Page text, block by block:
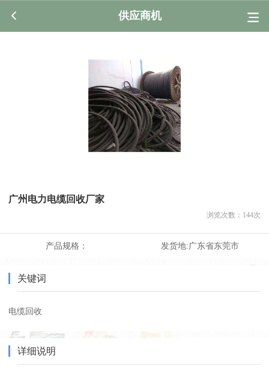
供应商机
广州电力电缆回收厂家
浏览次数： 144次
产品规格： 发货地:广东省东莞市
关键词
电缆回收
详细说明